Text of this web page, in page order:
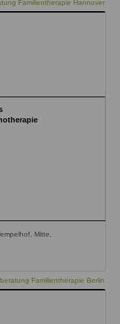
Familientherapie Hannover
Mitte,
Familientherapie Berlin